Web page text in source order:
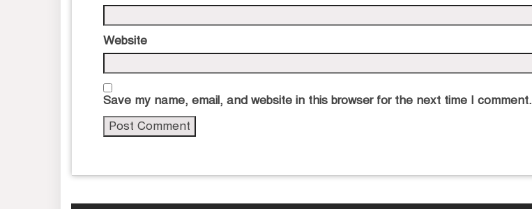
Website
Save my name, email, and website in this browser for the next time I comment.